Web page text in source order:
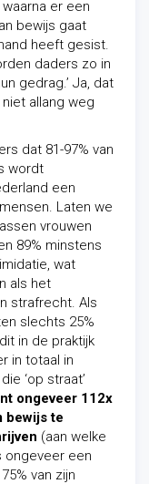
er een
bewijs gaat
heeft gesist.
daders zo in
gedrag.’ Ja, dat
allang weg
dat 81-97% van
wordt
een
Laten we
vrouwen
89% minstens
wat
als het
strafrecht. Als
slechts 25%
in de praktijk
in totaal in
‘op straat’
ongeveer 112x
bewijs te
(aan welke
ongeveer een
van zijn